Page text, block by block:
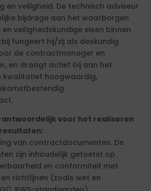
en veiligheid. De technisch adviseur
bijdrage aan het waarborgen
veiligheidskundige eisen binnen
fungeert hij/zij als deskundig
de contractmanager en
en draagt actief bij aan het
kwalitatief hoogwaardig,
voor het realiseren
van contractdocumenten. De
zijn inhoudelijk getoetst op
en conformiteit met
richtlijnen (zoals wet en